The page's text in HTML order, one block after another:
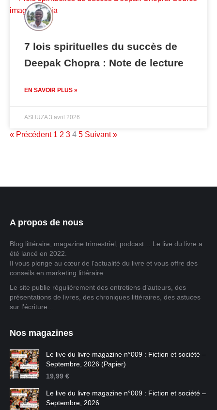
7 lois spirituelles du succès de
Deepak Chopra : Note de lecture
EN SAVOIR PLUS »
ASHUZA3 avril 2026
« Précédent 1 2 3 4 5 Suivant »
A propos de nous
Blog littéraire, magazine trimestriel, podcast… Le live du livre a
été lancé en 2022.
Il vous plonge au cœur de l'actualité du livre et vous offre des
conseils en marketing littéraire.
Le site publie régulièrement des entretiens d’auteurs, des
présentations de livres, des chroniques littéraires, des astuces
sur l’écriture…
Nos magazines
Le live du livre magazine n°009 : Fiction et société –
Septembre, 2026 (Papier)
19,99 €
Le live du livre magazine n°009 : Fiction et société –
Septembre, 2026